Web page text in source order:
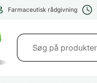
Farmaceutisk rådgivning